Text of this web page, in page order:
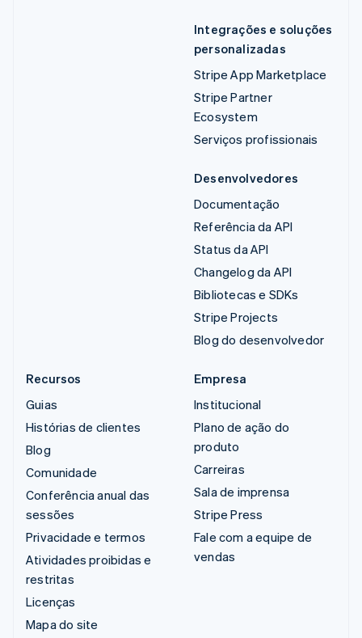
Integrações e soluções
personalizadas
Stripe App Marketplace
Stripe Partner
Ecosystem
Serviços profissionais
Desenvolvedores
Documentação
Referência da API
Status da API
Changelog da API
Bibliotecas e SDKs
Stripe Projects
Blog do desenvolvedor
Recursos
Guias
Histórias de clientes
Blog
Comunidade
Conferência anual das
sessões
Privacidade e termos
Atividades proibidas e
restritas
Licenças
Mapa do site
Empresa
Institucional
Plano de ação do
produto
Carreiras
Sala de imprensa
Stripe Press
Fale com a equipe de
vendas